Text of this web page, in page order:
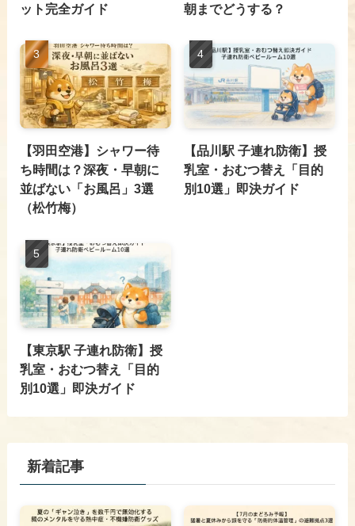
ット完全ガイド
朝までどうする？
【羽田空港】シャワー待
ち時間は？深夜・早朝に
並ばない「お風呂」3選
（松竹梅）
【品川駅 子連れ防衛】授
乳室・おむつ替え「目的
別10選」即決ガイド
【東京駅 子連れ防衛】授
乳室・おむつ替え「目的
別10選」即決ガイド
新着記事